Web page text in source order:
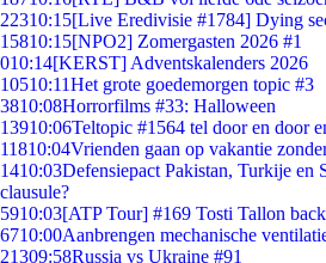
22310:15[Live Eredivisie #1784] Dying
15810:15[NPO2] Zomergasten 2026 #1
010:14[KERST] Adventskalenders 2026
10510:11Het grote goedemorgen topic #3
3810:08Horrorfilms #33: Halloween
13910:06Teltopic #1564 tel door en door
11810:04Vrienden gaan op vakantie
1410:03Defensiepact Pakistan, Turkije en
clausule?
5910:03[ATP Tour] #169 Tosti Tallon
6710:00Aanbrengen mechanische
21309:58Russia vs Ukraine #91